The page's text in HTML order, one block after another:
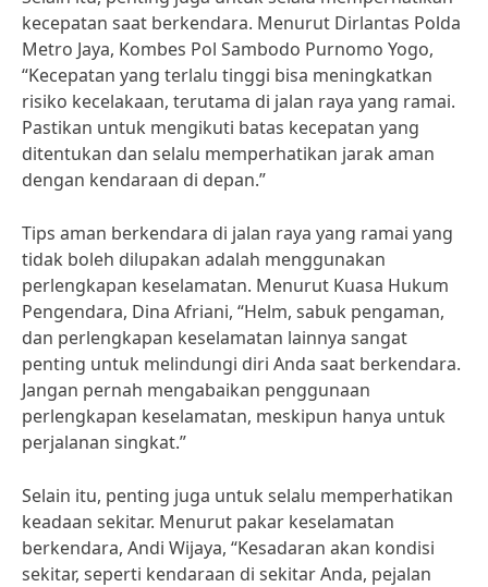
kecepatan saat berkendara. Menurut Dirlantas Polda
Metro Jaya, Kombes Pol Sambodo Purnomo Yogo,
“Kecepatan yang terlalu tinggi bisa meningkatkan
risiko kecelakaan, terutama di jalan raya yang ramai.
Pastikan untuk mengikuti batas kecepatan yang
ditentukan dan selalu memperhatikan jarak aman
dengan kendaraan di depan.”
Tips aman berkendara di jalan raya yang ramai yang
tidak boleh dilupakan adalah menggunakan
perlengkapan keselamatan. Menurut Kuasa Hukum
Pengendara, Dina Afriani, “Helm, sabuk pengaman,
dan perlengkapan keselamatan lainnya sangat
penting untuk melindungi diri Anda saat berkendara.
Jangan pernah mengabaikan penggunaan
perlengkapan keselamatan, meskipun hanya untuk
perjalanan singkat.”
Selain itu, penting juga untuk selalu memperhatikan
keadaan sekitar. Menurut pakar keselamatan
berkendara, Andi Wijaya, “Kesadaran akan kondisi
sekitar, seperti kendaraan di sekitar Anda, pejalan